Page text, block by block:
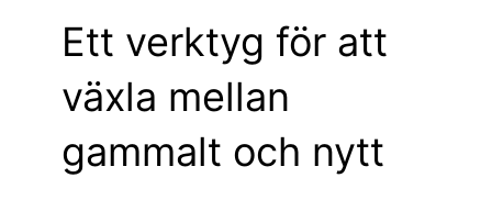
Ett verktyg för att
växla mellan
gammalt och nytt